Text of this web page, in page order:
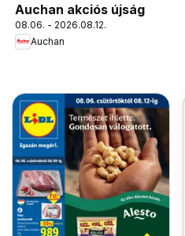
Auchan akciós újság
08.06. - 2026.08.12.
Auchan